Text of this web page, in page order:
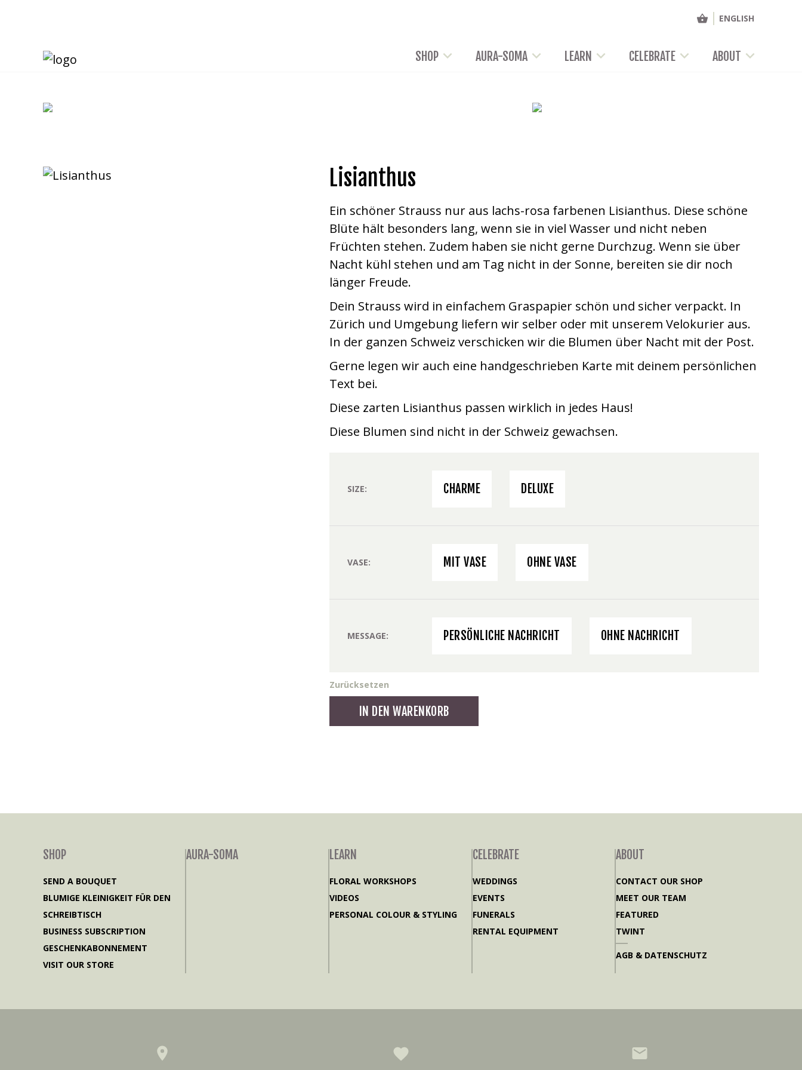
SHOP AURA-SOMA LEARN CELEBRATE ABOUT
ENGLISH
Lisianthus
Ein schöner Strauss nur aus lachs-rosa farbenen Lisianthus. Diese schöne
Blüte hält besonders lang, wenn sie in viel Wasser und nicht neben
Früchten stehen. Zudem haben sie nicht gerne Durchzug. Wenn sie über
Nacht kühl stehen und am Tag nicht in der Sonne, bereiten sie dir noch
länger Freude.
Dein Strauss wird in einfachem Graspapier schön und sicher verpackt. In
Zürich und Umgebung liefern wir selber oder mit unserem Velokurier aus.
In der ganzen Schweiz verschicken wir die Blumen über Nacht mit der Post.
Gerne legen wir auch eine handgeschrieben Karte mit deinem persönlichen
Text bei.
Diese zarten Lisianthus passen wirklich in jedes Haus!
Diese Blumen sind nicht in der Schweiz gewachsen.
SIZE CHARME DELUXE
VASE MIT VASE OHNE VASE
MESSAGE PERSÖNLICHE NACHRICHT OHNE NACHRICHT
Zurücksetzen
Lisianthus
Menge
IN DEN WARENKORB
SHOP
SEND A BOUQUET
BLUMIGE KLEINIGKEIT FÜR DEN
SCHREIBTISCH
BUSINESS SUBSCRIPTION
GESCHENKABONNEMENT
VISIT OUR STORE
AURA-SOMA LEARN
FLORAL WORKSHOPS
VIDEOS
PERSONAL COLOUR & STYLING
CELEBRATE
WEDDINGS
EVENTS
FUNERALS
RENTAL EQUIPMENT
ABOUT
CONTACT OUR SHOP
MEET OUR TEAM
FEATURED
TWINT
AGB & DATENSCHUTZ